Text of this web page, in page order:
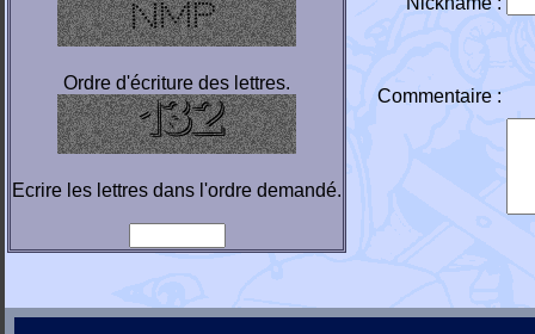
Ordre d'écriture des lettres.
Ecrire les lettres dans l'ordre demandé.
Commentaire :